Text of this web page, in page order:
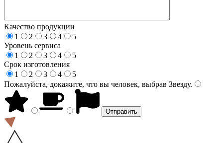
Качество продукции
1
2 3 4
5
Уровень сервиса
1
2 3 4
5
Срок изготовления
1
2 3 4
5
Пожалуйста, докажите, что вы человек, выбрав Звезду.